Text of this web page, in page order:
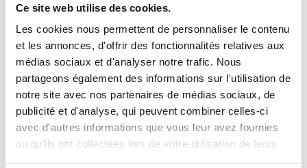
Ce site web utilise des cookies.
Les cookies nous permettent de personnaliser le contenu
et les annonces, d'offrir des fonctionnalités relatives aux
médias sociaux et d'analyser notre trafic. Nous
partageons également des informations sur l'utilisation de
notre site avec nos partenaires de médias sociaux, de
publicité et d'analyse, qui peuvent combiner celles-ci
avec d'autres informations que vous leur avez fournies
ou qu'ils ont collectées lors de votre utilisation de leurs